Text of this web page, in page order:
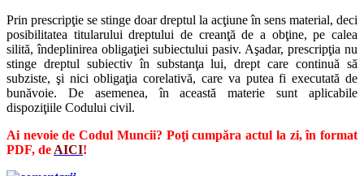
Prin prescripţie se stinge doar dreptul la acţiune în sens material, deci
posibilitatea titularului dreptului de creanţă de a obţine, pe calea
silită, îndeplinirea obligaţiei subiectului pasiv. Aşadar, prescripţia nu
stinge dreptul subiectiv în substanţa lui, drept care continuă să
subziste, şi nici obligaţia corelativă, care va putea fi executată de
bunăvoie. De asemenea, în această materie sunt aplicabile
dispoziţiile Codului civil.
Ai nevoie de Codul Muncii? Poţi cumpăra actul la zi, în format
PDF, de AICI!